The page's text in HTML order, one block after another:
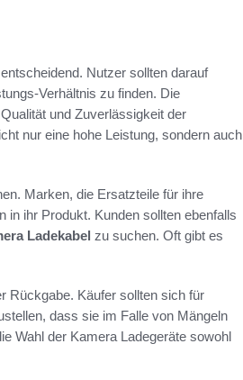
Nutzer sollten darauf
Verhältnis zu finden. Die
und Zuverlässigkeit der
nur eine hohe Leistung, sondern auch
Marken, die Ersatzteile für ihre
in ihr Produkt. Kunden sollten ebenfalls
Ladekabel zu suchen. Oft gibt es
Rückgabe. Käufer sollten sich für
dass sie im Falle von Mängeln
Wahl der Kamera Ladegeräte sowohl